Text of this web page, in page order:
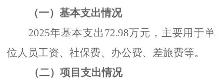
（一）基本支出情况
2025年基本支出72.98万元，主要用于单
位人员工资、社保费、办公费、差旅费等。
（二）项目支出情况